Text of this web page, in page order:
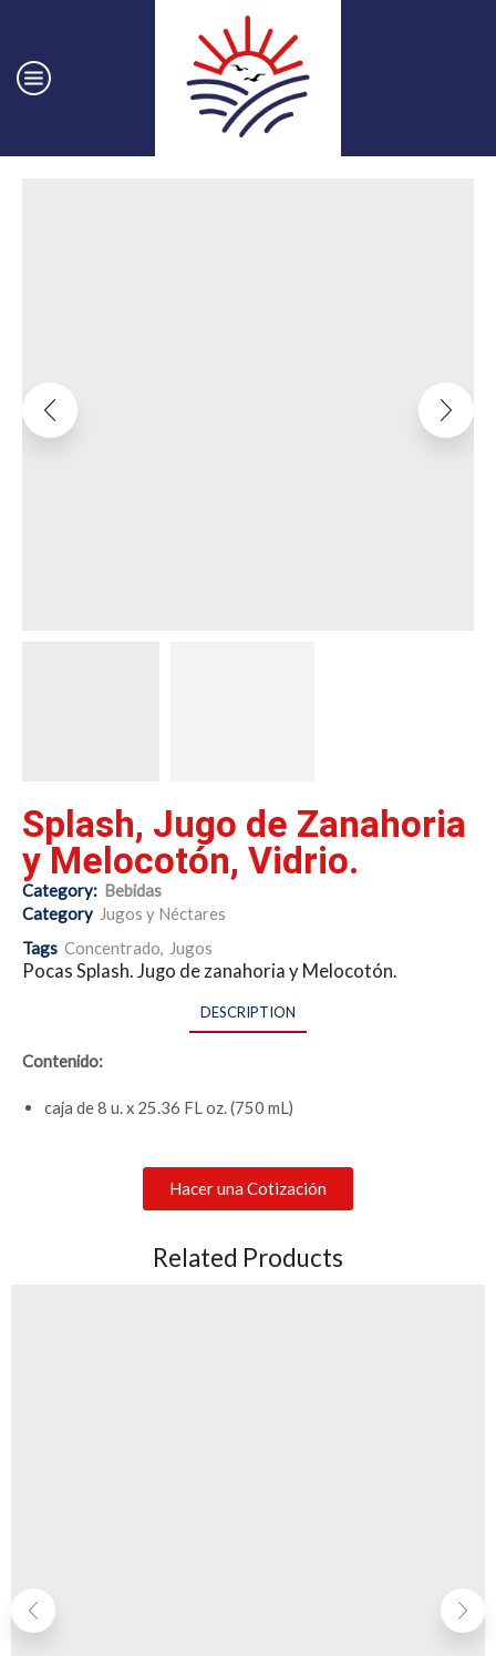
Splash, Jugo de Zanahoria
y Melocotón, Vidrio.
Category: Bebidas
Category Jugos y Néctares
Tags Concentrado, Jugos
Pocas Splash. Jugo de zanahoria y Melocotón.
DESCRIPTION
Contenido:
caja de 8 u. x 25.36 FL oz. (750 mL)
Hacer una Cotización
Related Products